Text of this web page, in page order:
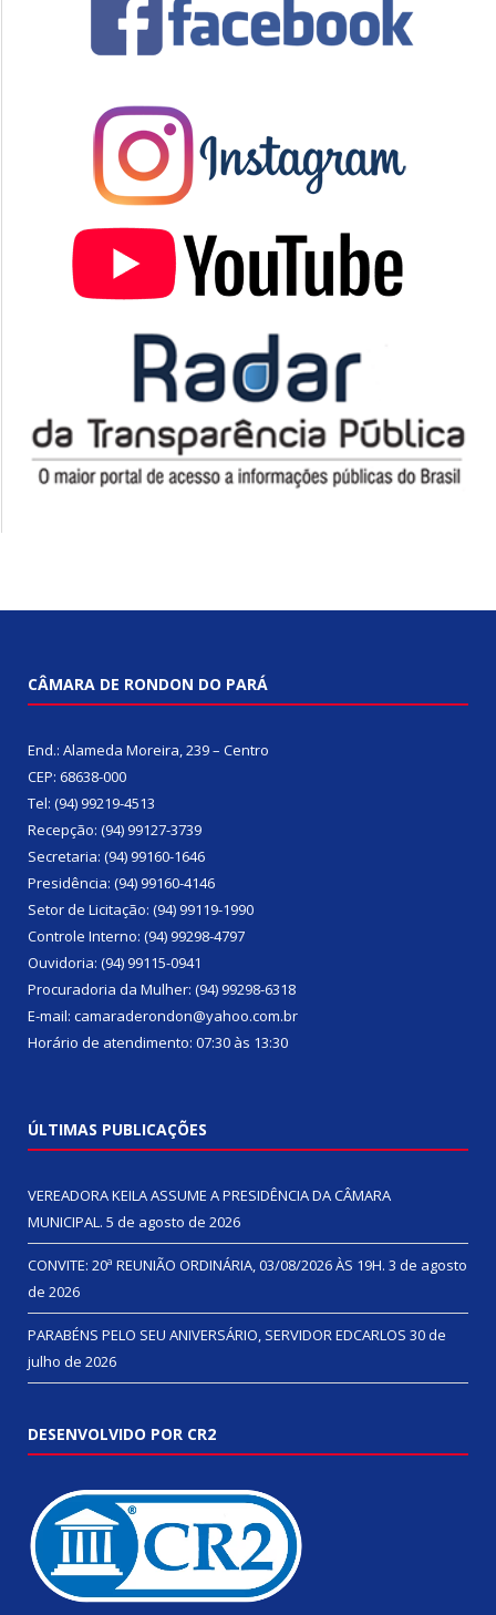
CÂMARA DE RONDON DO PARÁ
End.: Alameda Moreira, 239 – Centro
CEP: 68638-000
Tel: (94) 99219-4513
Recepção: (94) 99127-3739
Secretaria: (94) 99160-1646
Presidência: (94) 99160-4146
Setor de Licitação: (94) 99119-1990
Controle Interno: (94) 99298-4797
Ouvidoria: (94) 99115-0941
Procuradoria da Mulher: (94) 99298-6318
E-mail: camaraderondon@yahoo.com.br
Horário de atendimento: 07:30 às 13:30
ÚLTIMAS PUBLICAÇÕES
VEREADORA KEILA ASSUME A PRESIDÊNCIA DA CÂMARA
MUNICIPAL. 5 de agosto de 2026
CONVITE: 20ª REUNIÃO ORDINÁRIA, 03/08/2026 ÀS 19H. 3 de agosto
de 2026
PARABÉNS PELO SEU ANIVERSÁRIO, SERVIDOR EDCARLOS 30 de
julho de 2026
DESENVOLVIDO POR CR2